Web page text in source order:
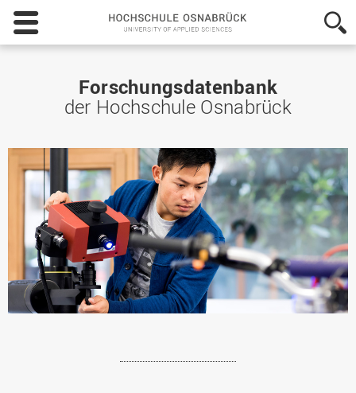
Hochschule
Osnabrück
-
Applied
Sciences
Forschungsdatenbank
der Hochschule Osnabrück